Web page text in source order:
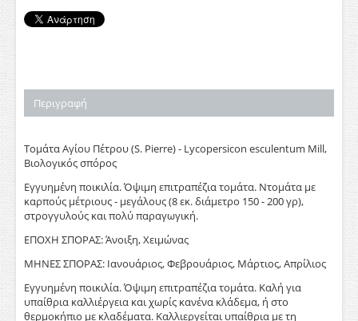
Περιγραφή
Τομάτα Αγίου Πέτρου (S. Pierre) - Lycopersicon esculentum Mill,
Βιολογικός σπόρος
Εγγυημένη ποικιλία. Όψιμη επιτραπέζια τομάτα. Ντομάτα με
καρπούς μέτριους - μεγάλους (8 εκ. διάμετρο 150 - 200 γρ),
στρογγυλούς και πολύ παραγωγική.
ΕΠΟΧΗ ΣΠΟΡΑΣ: Άνοιξη, Χειμώνας
ΜΗΝΕΣ ΣΠΟΡΑΣ: Ιανουάριος, Φεβρουάριος, Μάρτιος, Απρίλιος
Εγγυημένη ποικιλία. Όψιμη επιτραπέζια τομάτα. Καλή για
υπαίθρια καλλιέργεια και χωρίς κανένα κλάδεμα, ή στο
θερμοκήπιο με κλαδέματα. Καλλιεργείται υπαίθρια με τη